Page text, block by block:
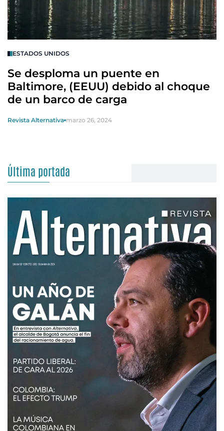
ESTADOS UNIDOS
Se desploma un puente en
Baltimore, (EEUU) debido al choque
de un barco de carga
Revista Alternativa marzo 26, 2024
Última portada